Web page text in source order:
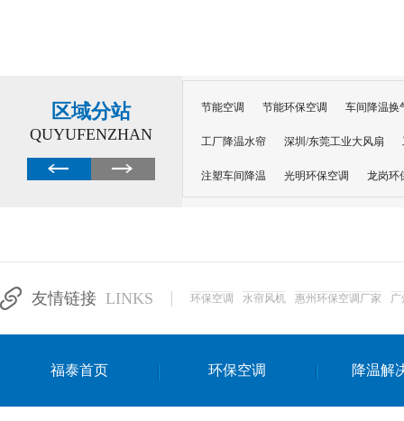
区域分站
QUYUFENZHAN
节能空调 节能环保空调 车间降温换
工厂降温水帘 深圳/东莞工业大风扇
注塑车间降温 光明环保空调 龙岗环
达州工业省电安装
友情链接 LINKS 环保空调 水帘风机 惠州环保空调厂家 广
福泰首页 环保空调 降温解